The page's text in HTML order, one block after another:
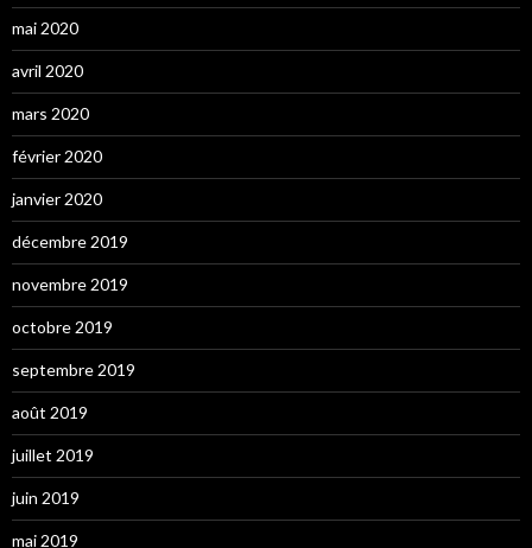
mai 2020
avril 2020
mars 2020
février 2020
janvier 2020
décembre 2019
novembre 2019
octobre 2019
septembre 2019
août 2019
juillet 2019
juin 2019
mai 2019